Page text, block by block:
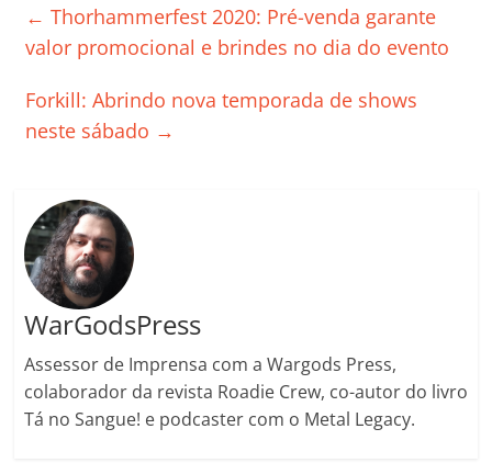
b
o
k
A
p
dI e
a
Li
k
ar
h
← Thorhammerfest 2020: Pré-venda garante
valor promocional e brindes no dia do evento
Forkill: Abrindo nova temporada de shows
neste sábado →
WarGodsPress
Assessor de Imprensa com a Wargods Press,
colaborador da revista Roadie Crew, co-autor do livro
Tá no Sangue! e podcaster com o Metal Legacy.